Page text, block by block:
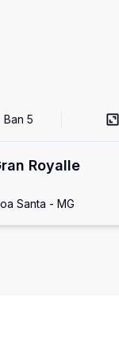
Ban5
Royalle
Santa - MG